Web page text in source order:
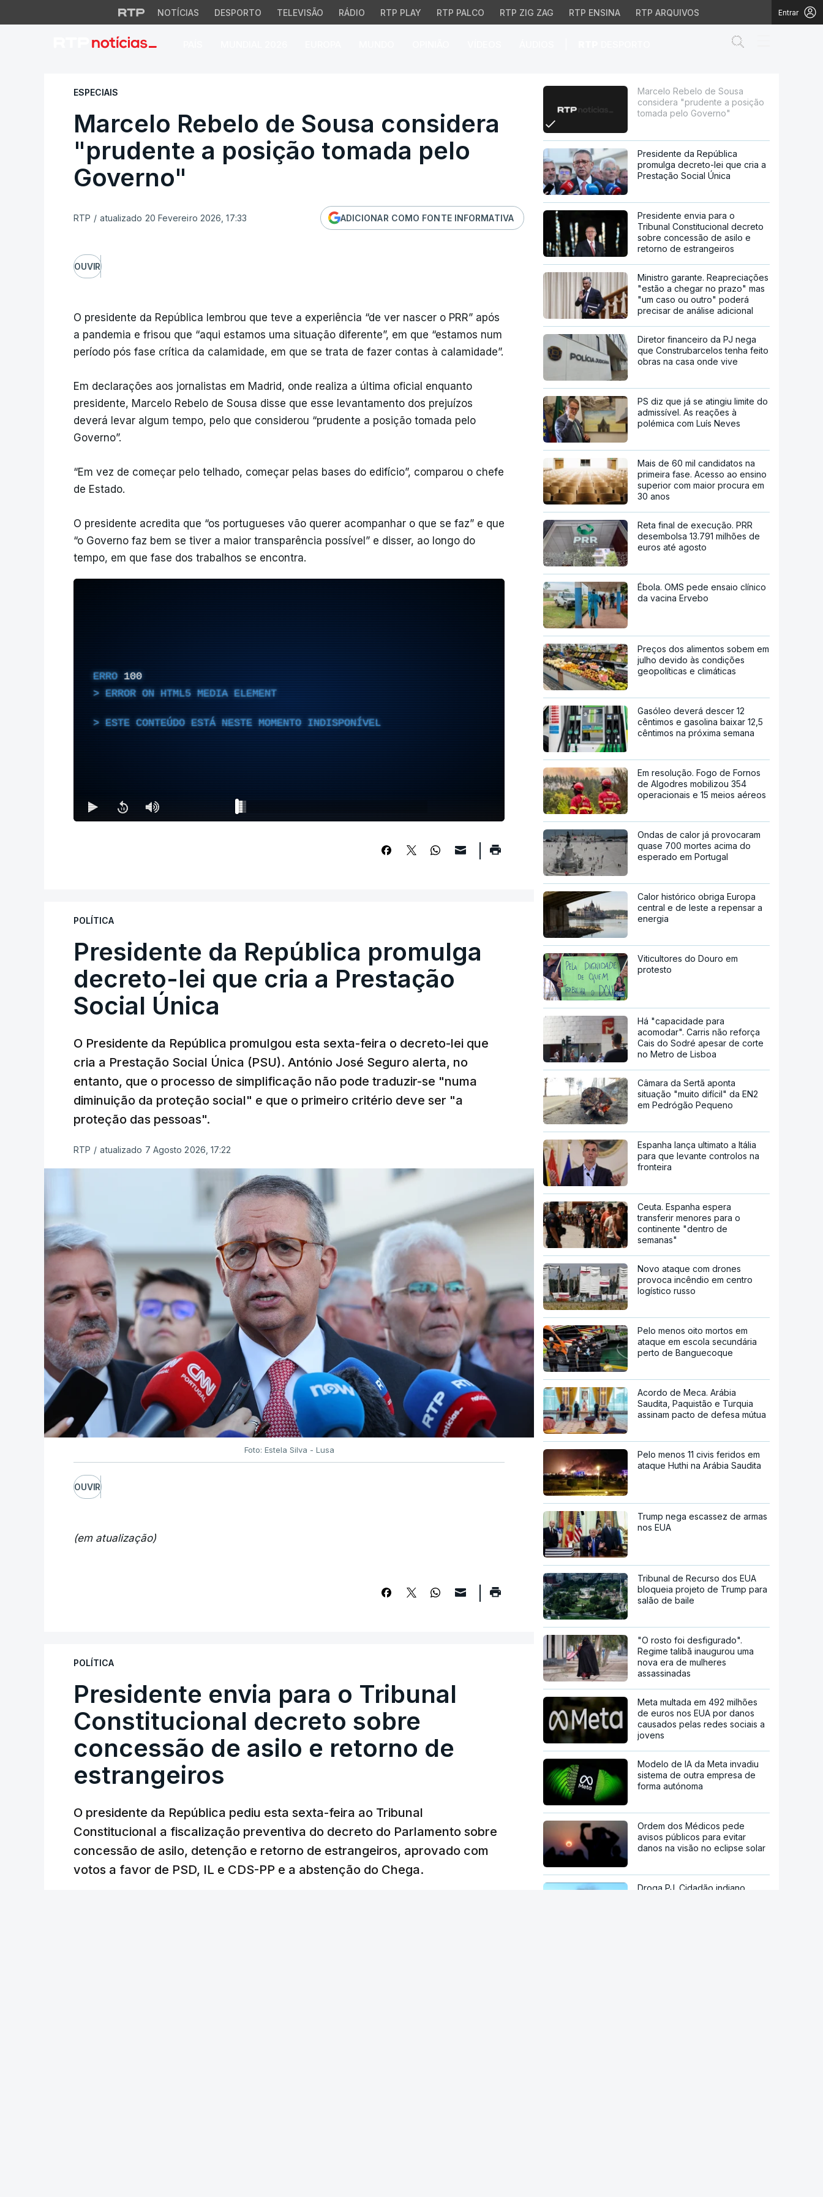
NOTÍCIAS DESPORTO TELEVISÃO RÁDIO RTP PLAY RTP PALCO RTP ZIG ZAG RTP ENSINA RTP ARQUIVOS Entrar
Marcelo Rebelo de Sousa considera "prudente a posição
ESPECIAIS
Marcelo Rebelo de Sousa considera
"prudente a posição tomada pelo
Governo"
RTP / atualizado 20 Fevereiro 2026, 17:33 ADICIONAR COMO FONTE INFORMATIVA
OUVIR
O presidente da República lembrou que teve a experiência “de ver nascer o PRR” após
a pandemia e frisou que “aqui estamos uma situação diferente”, em que “estamos num
período pós fase crítica da calamidade, em que se trata de fazer contas à calamidade”.
Em declarações aos jornalistas em Madrid, onde realiza a última oficial enquanto
presidente, Marcelo Rebelo de Sousa disse que esse levantamento dos prejuízos
deverá levar algum tempo, pelo que considerou “prudente a posição tomada pelo
Governo”.
“Em vez de começar pelo telhado, começar pelas bases do edifício”, comparou o chefe
de Estado.
O presidente acredita que “os portugueses vão querer acompanhar o que se faz” e que
“o Governo faz bem se tiver a maior transparência possível” e disser, ao longo do
tempo, em que fase dos trabalhos se encontra.
ERRO 100
ERROR ON HTML5 MEDIA ELEMENT
ESTE CONTEÚDO ESTÁ NESTE MOMENTO INDISPONÍVEL
POLÍTICA
Presidente da República promulga
decreto-lei que cria a Prestação
Social Única
O Presidente da República promulgou esta sexta-feira o decreto-lei que
cria a Prestação Social Única (PSU). António José Seguro alerta, no
entanto, que o processo de simplificação não pode traduzir-se "numa
diminuição da proteção social" e que o primeiro critério deve ser "a
proteção das pessoas".
RTP / atualizado 7 Agosto 2026, 17:22
Foto: Estela Silva - Lusa
OUVIR
(em atualização)
POLÍTICA
Presidente envia para o Tribunal
Constitucional decreto sobre
concessão de asilo e retorno de
estrangeiros
O presidente da República pediu esta sexta-feira ao Tribunal
Constitucional a fiscalização preventiva do decreto do Parlamento sobre
concessão de asilo, detenção e retorno de estrangeiros, aprovado com
votos a favor de PSD, IL e CDS-PP e a abstenção do Chega.
Marcelo Rebelo de Sousa
considera "prudente a posição
tomada pelo Governo"
Presidente da República
promulga decreto-lei que cria a
Prestação Social Única
Presidente envia para o
Tribunal Constitucional decreto
sobre concessão de asilo e
retorno de estrangeiros
Ministro garante. Reapreciações
"estão a chegar no prazo" mas
"um caso ou outro" poderá
precisar de análise adicional
Diretor financeiro da PJ nega
que Construbarcelos tenha feito
obras na casa onde vive
PS diz que já se atingiu limite do
admissível. As reações à
polémica com Luís Neves
Mais de 60 mil candidatos na
primeira fase. Acesso ao ensino
superior com maior procura em
30 anos
Reta final de execução. PRR
desembolsa 13.791 milhões de
euros até agosto
Ébola. OMS pede ensaio clínico
da vacina Ervebo
Preços dos alimentos sobem em
julho devido às condições
geopolíticas e climáticas
Gasóleo deverá descer 12
cêntimos e gasolina baixar 12,5
cêntimos na próxima semana
Em resolução. Fogo de Fornos
de Algodres mobilizou 354
operacionais e 15 meios aéreos
Ondas de calor já provocaram
quase 700 mortes acima do
esperado em Portugal
Calor histórico obriga Europa
central e de leste a repensar a
energia
Viticultores do Douro em
protesto
Há "capacidade para
acomodar". Carris não reforça
Cais do Sodré apesar de corte
no Metro de Lisboa
Câmara da Sertã aponta
situação "muito difícil" da EN2
em Pedrógão Pequeno
Espanha lança ultimato a Itália
para que levante controlos na
fronteira
Ceuta. Espanha espera
transferir menores para o
continente "dentro de
semanas"
Novo ataque com drones
provoca incêndio em centro
logístico russo
Pelo menos oito mortos em
ataque em escola secundária
perto de Banguecoque
Acordo de Meca. Arábia
Saudita, Paquistão e Turquia
assinam pacto de defesa mútua
Pelo menos 11 civis feridos em
ataque Huthi na Arábia Saudita
Trump nega escassez de armas
nos EUA
Tribunal de Recurso dos EUA
bloqueia projeto de Trump para
salão de baile
"O rosto foi desfigurado".
Regime talibã inaugurou uma
nova era de mulheres
assassinadas
Meta multada em 492 milhões
de euros nos EUA por danos
causados pelas redes sociais a
jovens
Modelo de IA da Meta invadiu
sistema de outra empresa de
forma autónoma
Ordem dos Médicos pede
avisos públicos para evitar
danos na visão no eclipse solar
Droga PJ. Cidadão indiano